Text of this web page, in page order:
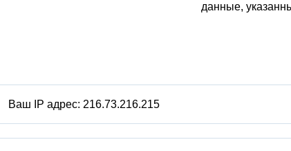
данные,
Ваш IP адрес: 216.73.216.215